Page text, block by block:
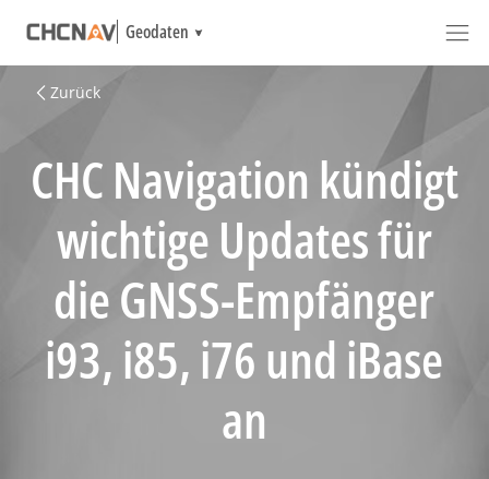
Geodaten
Zurück
CHC Navigation kündigt
wichtige Updates für
die GNSS-Empfänger
i93, i85, i76 und iBase
an